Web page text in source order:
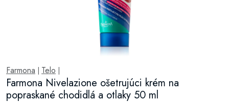
Farmona Telo
Farmona Nivelazione ošetrujúci krém na
popraskané chodidlá a otlaky 50 ml